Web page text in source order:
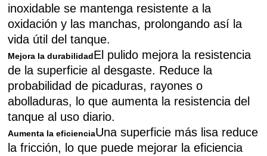
inoxidable se mantenga resistente a la
oxidación y las manchas, prolongando así la
vida útil del tanque.
Mejora la durabilidadEl pulido mejora la resistencia
de la superficie al desgaste. Reduce la
probabilidad de picaduras, rayones o
abolladuras, lo que aumenta la resistencia del
tanque al uso diario.
Aumenta la eficienciaUna superficie más lisa reduce
la fricción, lo que puede mejorar la eficiencia